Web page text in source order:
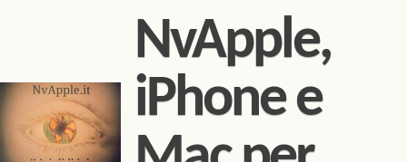
Salta al contenuto
principale
NvApple,
iPhone e